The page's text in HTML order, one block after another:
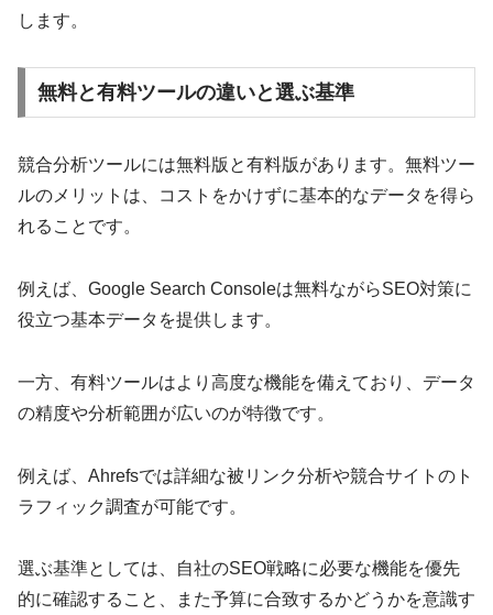
します。
無料と有料ツールの違いと選ぶ基準
競合分析ツールには無料版と有料版があります。無料ツー
ルのメリットは、コストをかけずに基本的なデータを得ら
れることです。
例えば、Google Search Consoleは無料ながらSEO対策に
役立つ基本データを提供します。
一方、有料ツールはより高度な機能を備えており、データ
の精度や分析範囲が広いのが特徴です。
例えば、Ahrefsでは詳細な被リンク分析や競合サイトのト
ラフィック調査が可能です。
選ぶ基準としては、自社のSEO戦略に必要な機能を優先
的に確認すること、また予算に合致するかどうかを意識す